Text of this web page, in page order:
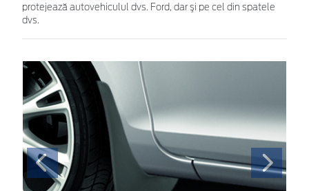
protejează autovehiculul dvs. Ford, dar şi pe cel din spatele
dvs.